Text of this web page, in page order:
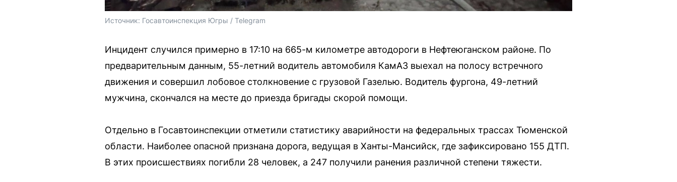
Источник: Госавтоинспекция Югры / Telegram
Инцидент случился примерно в 17:10 на 665-м километре автодороги в Нефтеюганском районе. По
предварительным данным, 55-летний водитель автомобиля КамАЗ выехал на полосу встречного
движения и совершил лобовое столкновение с грузовой Газелью. Водитель фургона, 49-летний
мужчина, скончался на месте до приезда бригады скорой помощи.
Отдельно в Госавтоинспекции отметили статистику аварийности на федеральных трассах Тюменской
области. Наиболее опасной признана дорога, ведущая в Ханты-Мансийск, где зафиксировано 155 ДТП.
В этих происшествиях погибли 28 человек, а 247 получили ранения различной степени тяжести.